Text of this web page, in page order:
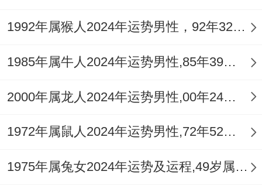
了情感；但也可能因一方过度专注于自身发
随流月更迭，火势强弱变化，情绪也易起伏
不定，沟通中易带急躁火星。
想维护情感港湾的宁静。需有意识地为关系
可借助部分增进与谐能量的物品来辅助稳定
1992年属猴人2024年运势男性，92年32岁属猴男2024年每月运程怎么样
1985年属牛人2024年运势男性,85年39岁属牛男2024年每月运程怎么样
2000年属龙人2024年运势男性,00年24岁属龙男2024年每月运程怎么样
1972年属鼠人2024年运势男性,72年52岁属鼠男2024年每月运程怎么样
1975年属兔女2024年运势及运程,49岁属兔人2024全年每月运势女性如何